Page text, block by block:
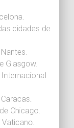
cidades de
Glasgow.
Chicago.
Vaticano.